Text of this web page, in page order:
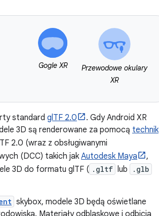
Gogle XR
Przewodowe okulary
XR
standard glTF 2.0
. Gdy Android XR
3D są renderowane za pomocą technik
2.0 (wraz z obsługiwanymi
(DCC) takich jak Autodesk Maya
,
3D do formatu glTF ( .gltf lub .glb
skybox, modele 3D będą oświetlane
Materiały odblaskowe i odbicia